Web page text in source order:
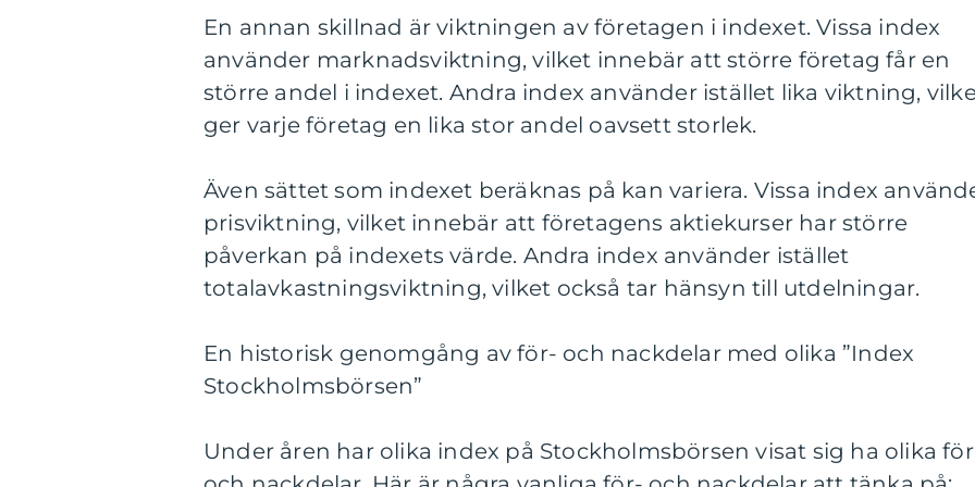
En annan skillnad är viktningen av företagen i indexet. Vissa index
använder marknadsviktning, vilket innebär att större företag får en
större andel i indexet. Andra index använder istället lika viktning,
ger varje företag en lika stor andel oavsett storlek.
Även sättet som indexet beräknas på kan variera. Vissa index
prisviktning, vilket innebär att företagens aktiekurser har större
påverkan på indexets värde. Andra index använder istället
totalavkastningsviktning, vilket också tar hänsyn till utdelningar.
En historisk genomgång av för- och nackdelar med olika ”Index
Stockholmsbörsen”
Under åren har olika index på Stockholmsbörsen visat sig ha olika